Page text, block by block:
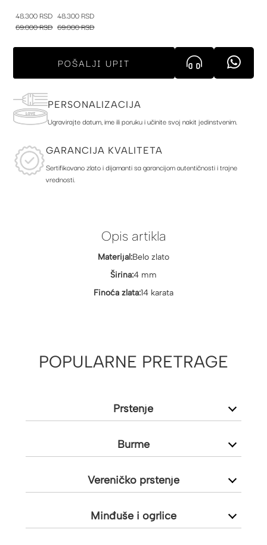
48.300 RSD
69.000 RSD
48.300 RSD
69.000 RSD
POŠALJI UPIT
PERSONALIZACIJA
Ugravirajte datum, ime ili poruku i učinite svoj nakit jedinstvenim.
GARANCIJA KVALITETA
Sertifikovano zlato i dijamanti sa garancijom autentičnosti i trajne
vrednosti.
Opis artikla
Materijal:Belo zlato
Širina:4 mm
Finoća zlata:14 karata
POPULARNE PRETRAGE
Prstenje
Burme
Vereničko prstenje
Minđuše i ogrlice